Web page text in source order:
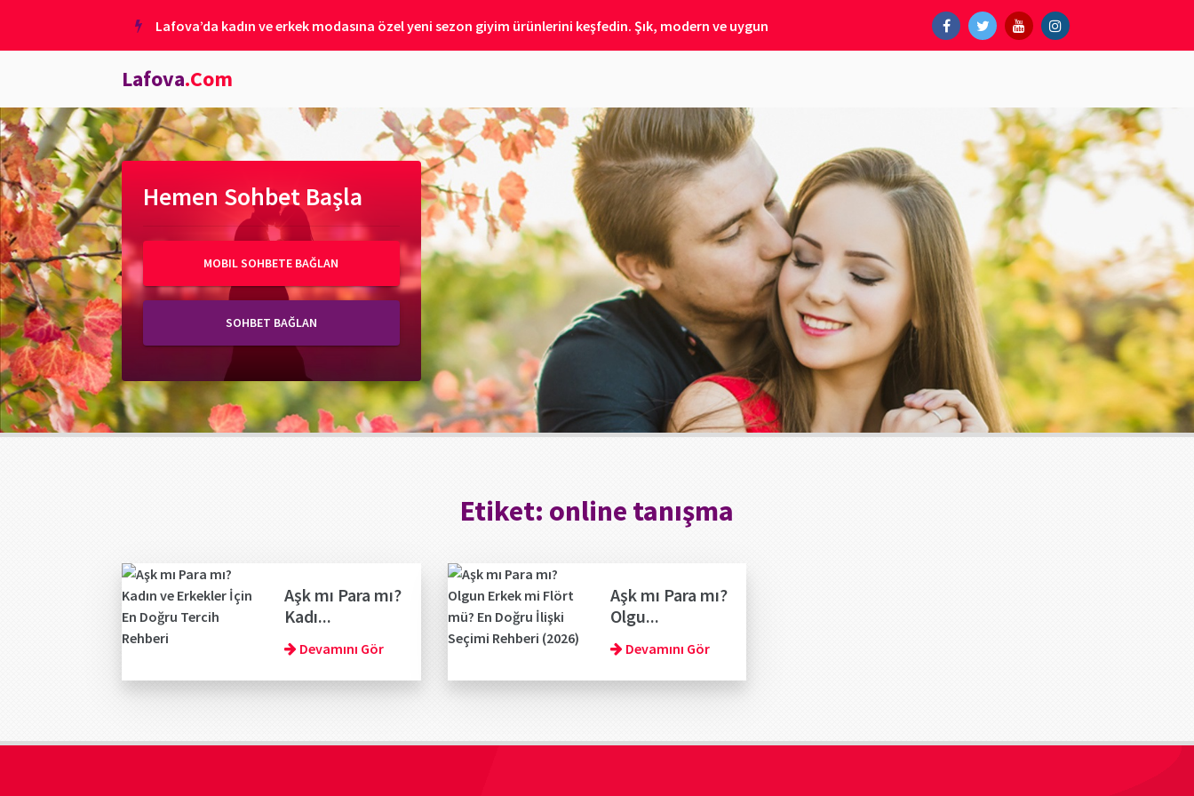
Lafova’da kadın ve erkek modasına özel yeni sezon giyim ürünlerini keşfedin. Şık, modern ve uygun
Lafova.Com
Hemen Sohbet Başla
MOBIL SOHBETE BAĞLAN
SOHBET BAĞLAN
Etiket: online tanışma
Aşk mı Para mı?
Kadı...
Devamını Gör
Aşk mı Para mı?
Olgu...
Devamını Gör